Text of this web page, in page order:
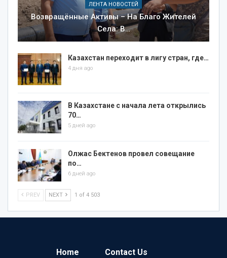
ЛЕНТА НОВОСТЕЙ
Возвращённые Активы – На Благо Жителей
Села: В…
Казахстан переходит в лигу стран, где…
4 дня ago
В Казахстане с начала лета открылись
70…
5 дней ago
Олжас Бектенов провел совещание
по…
6 дней ago
PREV NEXT 1 of 4 503
Home Contact Us